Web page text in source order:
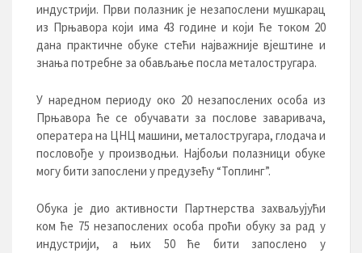
индустрији. Први полазник је незапослени мушкарац
из Прњавора који има 43 године и који ће током 20
дана практичне обуке стећи најважније вјештине и
знања потребне за обављање посла металостругара.
У наредном периоду око 20 незапослених особа из
Прњавора ће се обучавати за послове заваривача,
оператера на ЦНЦ машини, металостругара, глодача и
пословође у производњи. Најбољи полазници обуке
могу бити запослени у предузећу “Топлинг”.
Обука је дио активности Партнерства захваљујући
ком ће 75 незапослених особа проћи обуку за рад у
индустрији, а њих 50 ће бити запослено у